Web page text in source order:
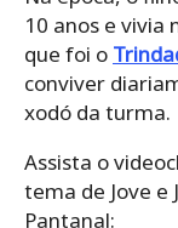
10 anos e vivia
que foi o
conviver
xodó da turma.
Assista o
tema de Jove e
Pantanal: